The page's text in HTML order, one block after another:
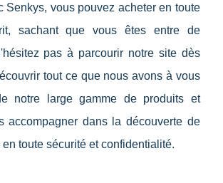
Senkys, vous pouvez acheter en toute
sachant que vous êtes entre de
pas à parcourir notre site dès
tout ce que nous avons à vous
notre large gamme de produits et
accompagner dans la découverte de
toute sécurité et confidentialité.